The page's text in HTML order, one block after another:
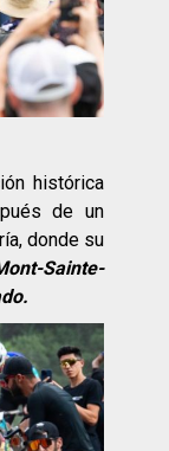
histórica
de un
donde su
Sainte-